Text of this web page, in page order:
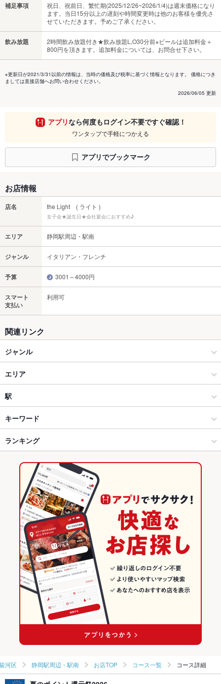
補足事項
祝日、祝前日、繁忙期(2025/12/26~2026/1/4)は週末価格になり
ます。当日15分以上の遅刻や時間変更時は他のお客様を優先さ
せていただきます。予めご了承ください。
飲み放題
2時間飲み放題付き★飲み放題L,O30分前※ビールは追加料金＋
800円を頂きます。追加料金については、お問合せ下さい。
※更新日が2021/3/31以前の情報は、当時の価格及び税率に基づく情報となります。 価格につき
ましては直接店舗へお問い合わせください。
2026/06/05 更新
アプリなら何度もログイン不要ですぐ確認！
ワンタップで手軽につかえる
アプリでブックマーク
お店情報
店名 the Light ( ライト )
女子会★誕生日★会社宴会におすすめ♪
エリア 静岡駅周辺・駅南
ジャンル イタリアン・フレンチ
予算 3001～4000円
スマート
支払い
利用可
関連リンク
ジャンル
イタリアン・フレンチ
イタリアン
静岡駅周辺・葵区・駿河区 × イタリアン・フレンチ
静岡駅周辺・葵区・駿河区 × イタリアン
静岡駅 × イタリアン・フレンチ
静岡駅 × イタリアン
エリア
静岡駅周辺・駅南
静岡駅周辺・駅南 × イタリアン・フレンチ
静岡駅周辺・駅南 × イタリアン
静岡 × イタリアン・フレンチ
静岡 × イタリアン
駅
静岡駅
新静岡駅
キーワード
からあげ
ペペロンチーノ ジェノベーゼ ピザ
チーズケーキ
ランキング
静岡のグルメランキング
静岡のイタリアン・フレンチランキング
静岡のイタリアンランキング
静岡駅周辺・葵区・駿河区のグルメランキング
静岡駅周辺・葵区・駿河区のイタリアン・フレンチランキング
静岡駅周辺・葵区・駿河区のイタリアンランキング
静岡駅周辺・駅南のグルメランキング
静岡駅周辺・駅南のイタリアン・フレンチランキング
静岡駅周辺・駅南のイタリアンランキング
河区 静岡駅周辺・駅南 お店TOP コース一覧 コース詳細